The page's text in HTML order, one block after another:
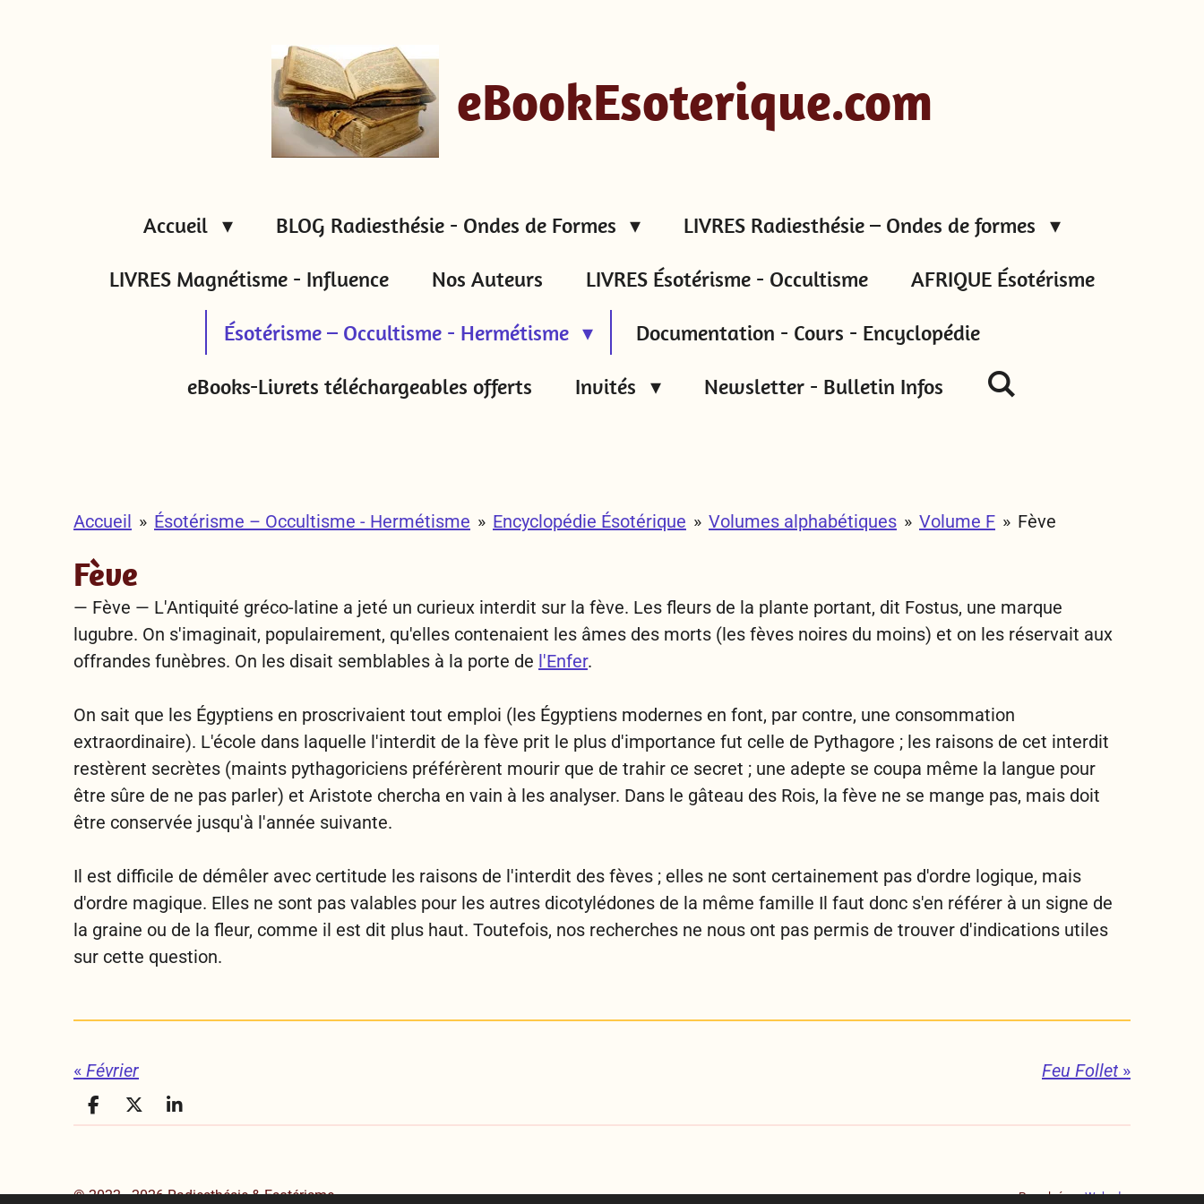
eBookEsoterique.com
Accueil BLOG Radiesthésie - Ondes de Formes
LIVRES Radiesthésie – Ondes de formes
LIVRES Magnétisme - Influence
Nos Auteurs LIVRES Ésotérisme - Occultisme
AFRIQUE Ésotérisme
Ésotérisme – Occultisme - Hermétisme
Documentation - Cours - Encyclopédie
eBooks-Livrets téléchargeables offerts
Invités Newsletter - Bulletin Infos
Accueil » Ésotérisme – Occultisme - Hermétisme » Encyclopédie Ésotérique » Volumes alphabétiques » Volume F » Fève
Fève
— Fève — L'Antiquité gréco-latine a jeté un curieux interdit sur la fève. Les fleurs de la plante portant, dit Fostus, une marque
lugubre. On s'imaginait, populairement, qu'elles contenaient les âmes des morts (les fèves noires du moins) et on les réservait aux
offrandes funèbres. On les disait semblables à la porte de l'Enfer.
On sait que les Égyptiens en proscrivaient tout emploi (les Égyptiens modernes en font, par contre, une consommation
extraordinaire). L'école dans laquelle l'interdit de la fève prit le plus d'importance fut celle de Pythagore ; les raisons de cet interdit
restèrent secrètes (maints pythagoriciens préférèrent mourir que de trahir ce secret ; une adepte se coupa même la langue pour
être sûre de ne pas parler) et Aristote chercha en vain à les analyser. Dans le gâteau des Rois, la fève ne se mange pas, mais doit
être conservée jusqu'à l'année suivante.
Il est difficile de démêler avec certitude les raisons de l'interdit des fèves ; elles ne sont certainement pas d'ordre logique, mais
d'ordre magique. Elles ne sont pas valables pour les autres dicotylédones de la même famille Il faut donc s'en référer à un signe de
la graine ou de la fleur, comme il est dit plus haut. Toutefois, nos recherches ne nous ont pas permis de trouver d'indications utiles
sur cette question.
« Février Feu Follet »
P
a
a
P
a
a
P
a
a
© 2022 - 2026 Radiesthésie & Esotérisme Propulsé parWebador